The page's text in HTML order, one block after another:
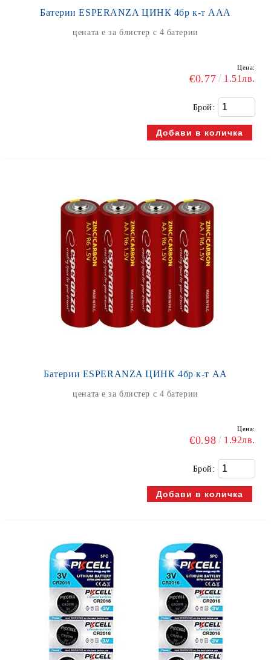
Батерии ESPERANZA ЦИНК 4бр к-т ААA
цената е за блистер с 4 батерии
Цена:
€0.77 1.51лв.
Брой:
Батерии ESPERANZA ЦИНК 4бр к-т АА
цената е за блистер с 4 батерии
Цена:
€0.98 1.92лв.
Брой: